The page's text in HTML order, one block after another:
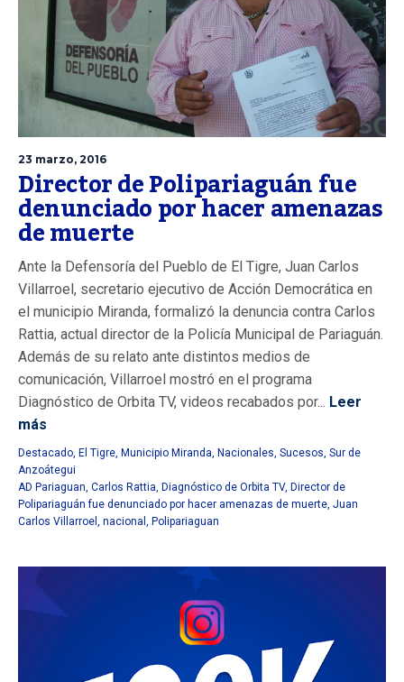
23 marzo, 2016
Director de Polipariaguán fue
denunciado por hacer amenazas
de muerte
Ante la Defensoría del Pueblo de El Tigre, Juan Carlos
Villarroel, secretario ejecutivo de Acción Democrática en
el municipio Miranda, formalizó la denuncia contra Carlos
Rattia, actual director de la Policía Municipal de Pariaguán.
Además de su relato ante distintos medios de
comunicación, Villarroel mostró en el programa
Diagnóstico de Orbita TV, videos recabados por... Leer
más
Destacado El Tigre Municipio Miranda Nacionales Sucesos Sur de
Anzoátegui
AD Pariaguan Carlos Rattia Diagnóstico de Orbita TV, Director de
Polipariaguán fue denunciado por hacer amenazas de muerte Juan
Carlos Villarroel
nacional Polipariaguan